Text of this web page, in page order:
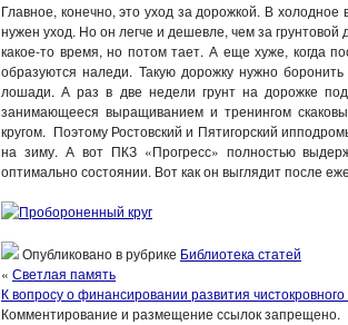
Главное, конечно, это уход за дорожкой. В
нужен уход. Но он легче и дешевле, чем за
какое-то время, но потом тает. А еще хуже, когда
образуются наледи. Такую дорожку нужно
лошади. А раз в две недели грунт на дорожке
занимающееся выращиванием и тренингом
кругом. Поэтому Ростовский и Пятигорский
на зиму. А вот ПКЗ «Прогресс» полностью
оптимально состоянии. Вот как он выглядит после
Опубликовано в рубрике Библиотека статей
« Светлая память
К вопросу о финансировании развития
Комментирование и размещение ссылок запрещено.